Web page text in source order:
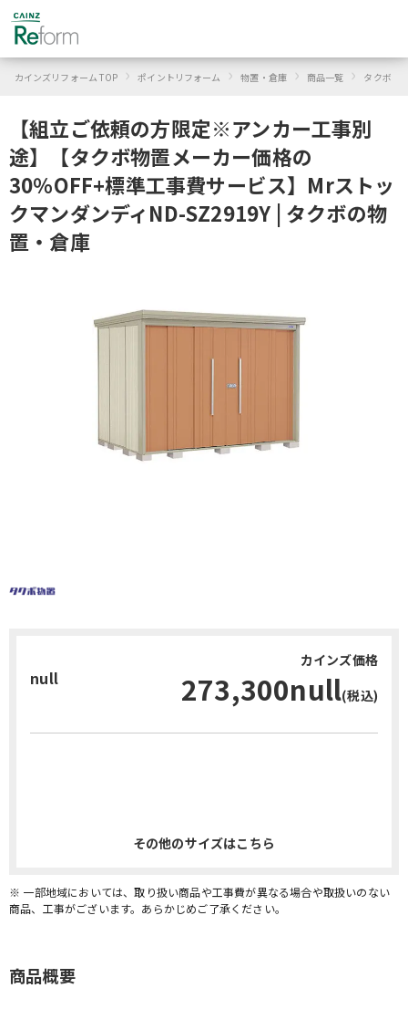
カインズリフォーム TOP › ポイントリフォーム › 物置・倉庫 › 商品一覧 › タクボ
【組立ご依頼の方限定※アンカー工事別
途】【タクボ物置メーカー価格の
30％OFF+標準工事費サービス】Mrストッ
クマンダンディND-SZ2919Y | タクボの物
置・倉庫
null
カインズ価格
273,300null(税込)
その他のサイズはこちら
※ 一部地域においては、取り扱い商品や工事費が異なる場合や取扱いのない
商品、工事がございます。あらかじめご了承ください。
商品概要